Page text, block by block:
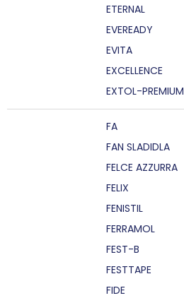
ETERNAL
EVEREADY
EVITA
EXCELLENCE
EXTOL-PREMIUM
FA
FAN SLADIDLA
FELCE AZZURRA
FELIX
FENISTIL
FERRAMOL
FEST-B
FESTTAPE
FIDE